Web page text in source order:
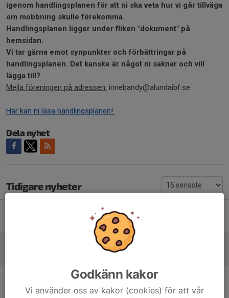
igenom handlingsplanen för att ni ska veta hur vi går tillväga
om mobbning skulle förekomma.
Handlingsplanen ligger under fliken "dokument" på
hemsidan.
Vi tar gärna emot synpunkter och förbättringar på
handlingsplanen. Det kanske är något ni saknar och vill
lägga till?
Mejla föreningen på adressen: innebandy@alundaibf.se
Här kan ni läsa handlingsplanen!
Dela nyhet
Tidigare nyheter
Oland Visar 2026 - Alunda IBF på plats!
0
Läs gärna vår handlingsplan mot mobbning
Årsmötet gick bra och säsongen är klar!
24 jun, 07:44 0
Godkänn kakor
Vi använder oss av kakor (cookies) för att vår